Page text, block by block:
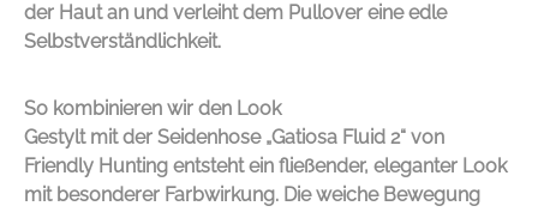
der Haut an und verleiht dem Pullover eine edle
Selbstverständlichkeit.
So kombinieren wir den Look
Gestylt mit der Seidenhose „Gatiosa Fluid 2“ von
Friendly Hunting entsteht ein fließender, eleganter Look
mit besonderer Farbwirkung. Die weiche Bewegung